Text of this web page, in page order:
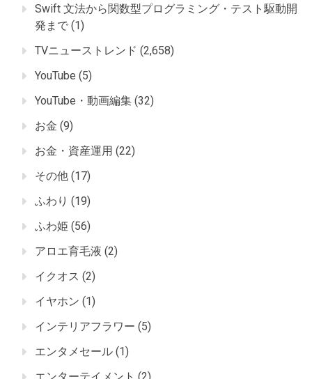
Swift 文法から関数型プログラミング・テスト駆動開
発まで (1)
TVニューストレンド (2,658)
YouTube (5)
YouTube・動画編集 (32)
お金 (9)
お金・資産運用 (22)
その他 (17)
ふわり (19)
ふわ姫 (56)
アロエ育毛液 (2)
イクオス (2)
イヤホン (1)
インテリアフラワー (5)
エンタメセール (1)